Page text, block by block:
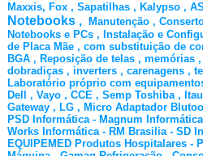
Maxxis, Fox , Sapatilhas , Kalypso ,
Notebooks ,
Manutenção ,
Notebooks e PCs , Instalação e
de Placa Mãe , com substituição de
BGA , Reposição de telas , memórias
dobradiças , inverters , carenagens ,
Laboratório próprio com
Dell , Vayo , CCE , Semp Toshiba ,
Gateway , LG , Micro Adaptador
PSD Informática - Magnum
Works Informática - RM Brasilia - SD
EQUIPEMED Produtos Hospitalares -